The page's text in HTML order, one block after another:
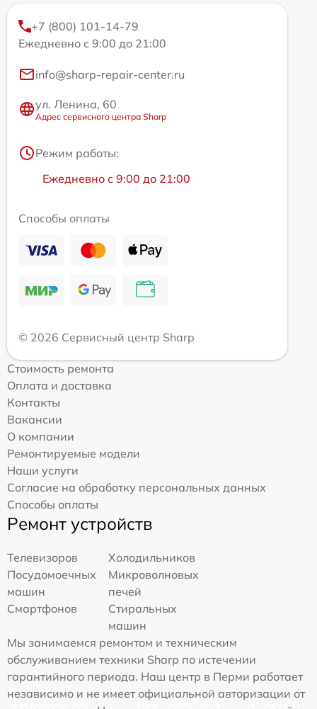
+7 (800) 101-14-79
Ежедневно с 9:00 до 21:00
info@sharp-repair-center.ru
ул. Ленина, 60
Адрес сервисного центра Sharp
Режим работы:
Ежедневно с 9:00 до 21:00
Способы оплаты
© 2026 Сервисный центр Sharp
Стоимость ремонта
Оплата и доставка
Контакты
Вакансии
О компании
Ремонтируемые модели
Наши услуги
Согласие на обработку персональных данных
Способы оплаты
Ремонт устройств
Телевизоров
Холодильников
Посудомоечных
машин
Микроволновых
печей
Смартфонов
Стиральных
машин
Мы занимаемся ремонтом и техническим
обслуживанием техники Sharp по истечении
гарантийного периода. Наш центр в Перми работает
независимо и не имеет официальной авторизации от